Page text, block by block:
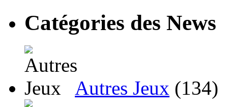
Catégories des News
Autres Jeux (134)